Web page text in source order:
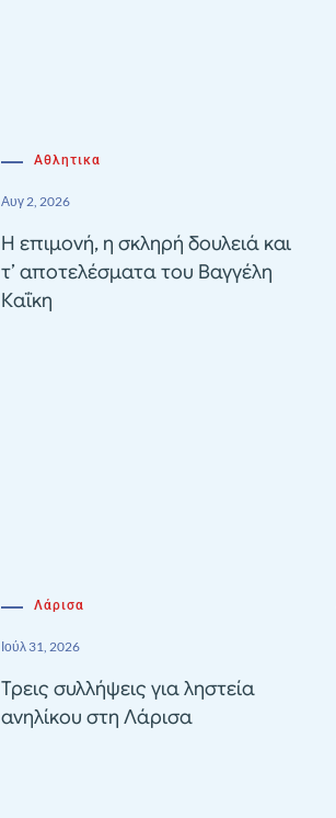
Αθλητικα
Αυγ 2, 2026
Η επιμονή, η σκληρή δουλειά και
τ’ αποτελέσματα του Βαγγέλη
Καΐκη
Λάρισα
Ιούλ 31, 2026
Τρεις συλλήψεις για ληστεία
ανηλίκου στη Λάρισα